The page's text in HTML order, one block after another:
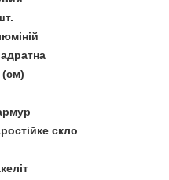
(см)
скло